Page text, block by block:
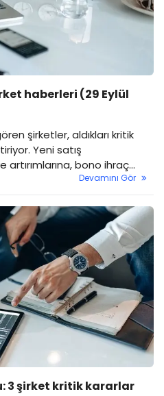
haberleri (29 Eylül
şirketler, aldıkları kritik
Yeni satış
bono ihraç
kadar birçok yeni
Platformu (KAP)
Devamını Gör
3 şirket kritik kararlar